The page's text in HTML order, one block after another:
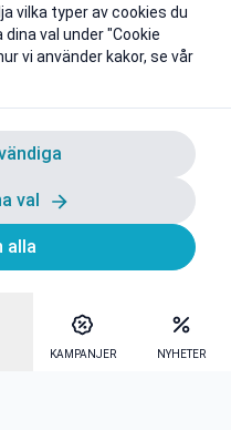
KAMPANJER NYHETER
vilka typer av cookies du
val under "Cookie
vi använder kakor, se vår
val
alla